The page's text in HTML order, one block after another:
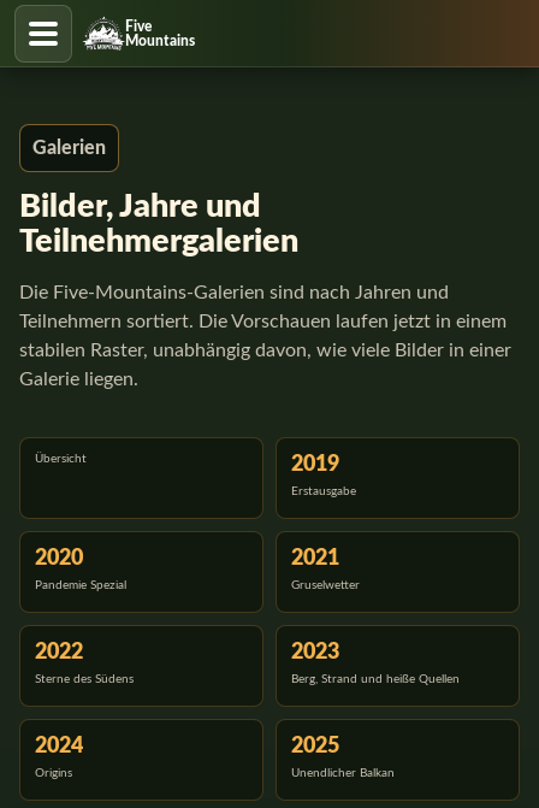
Five
Mountains
Galerien
Bilder, Jahre und
Teilnehmergalerien
Die Five-Mountains-Galerien sind nach Jahren und
Teilnehmern sortiert. Die Vorschauen laufen jetzt in einem
stabilen Raster, unabhängig davon, wie viele Bilder in einer
Galerie liegen.
Übersicht 2019
Erstausgabe
2020
Pandemie Spezial
2021
Gruselwetter
2022
Sterne des Südens
2023
Berg, Strand und heiße Quellen
2024
Origins
2025
Unendlicher Balkan